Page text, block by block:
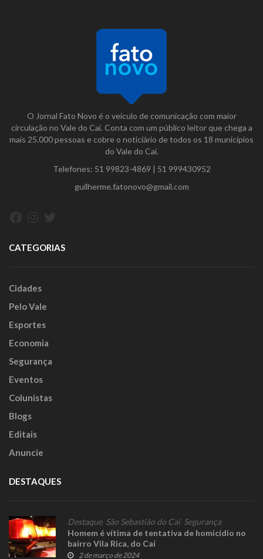
O Jornal Fato Novo é o veículo de comunicação com maior
circulação no Vale do Caí. Conta com um público leitor que chega a
mais 25.000 pessoas e cobre o noticiário de todos os 18 municípios
do Vale do Caí.
Telefones: 51 99823-4869 | 51 999430952
guilherme.fatonovo@gmail.com
CATEGORIAS
Cidades
Pelo Vale
Esportes
Economia
Segurança
Eventos
Colunistas
Blogs
Editais
Anuncie
DESTAQUES
Destaque, São Sebastião do Caí, Segurança
Homem é vítima de tentativa de homicídio no
bairro Vila Rica, do Caí
2 de março de 2024